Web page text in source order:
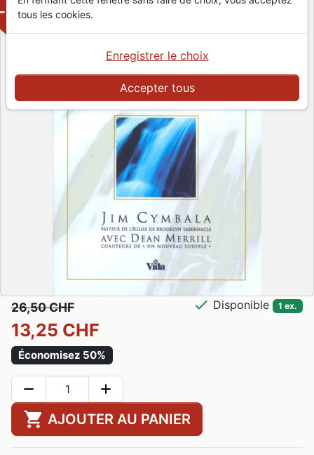
50%
26,50 CHF
13,25 CHF
Économisez 50%
check Disponible 1 ex.
remove add
shopping_cart AJOUTER AU PANIER
tous les cookies.
Accepter tous
Enregistrer le choix